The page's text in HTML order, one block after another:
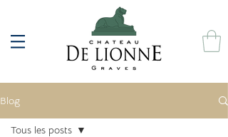
Blog
Tous les posts